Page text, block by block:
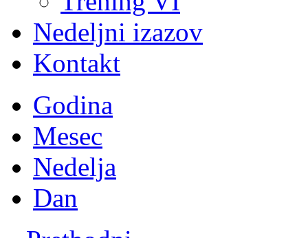
Nedeljni izazov
Kontakt
Godina
Mesec
Nedelja
Dan